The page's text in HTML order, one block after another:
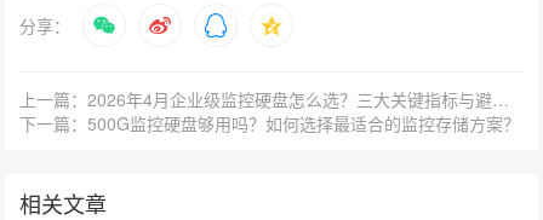
分享：
上一篇：2026年4月企业级监控硬盘怎么选？三大关键指标与避坑指南
下一篇：500G监控硬盘够用吗？如何选择最适合的监控存储方案？
相关文章